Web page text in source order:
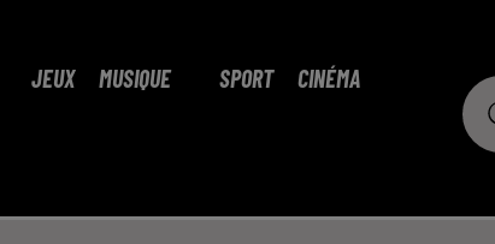
JEUX MUSIQUE SPORT CINÉMA